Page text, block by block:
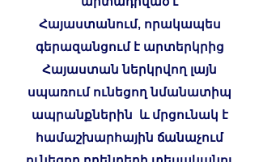
Հայաստանում, որակապես
գերազանցում է արտերկրից
Հայաստան ներկրվող լայն
սպառում ունեցող նմանատիպ
ապրանքներին և մրցունակ է
համաշխարհային ճանաչում